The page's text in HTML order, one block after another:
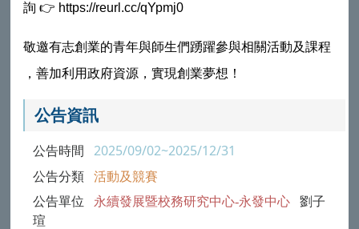
詢 👉 https://reurl.cc/qYpmj0
敬邀有志創業的青年與師生們踴躍參與相關活動及課程
，善加利用政府資源，實現創業夢想！
公告資訊
公告時間 2025/09/02~2025/12/31
公告分類 活動及競賽
公告單位 永續發展暨校務研究中心-永發中心
劉子
瑄